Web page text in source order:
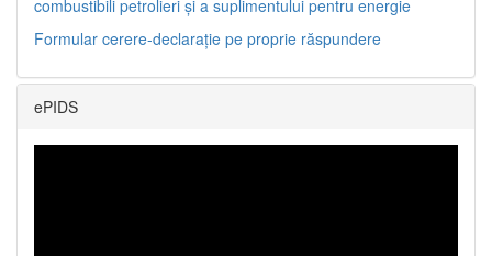
combustibili petrolieri și a suplimentului pentru energie
Formular cerere-declarație pe proprie răspundere
ePIDS